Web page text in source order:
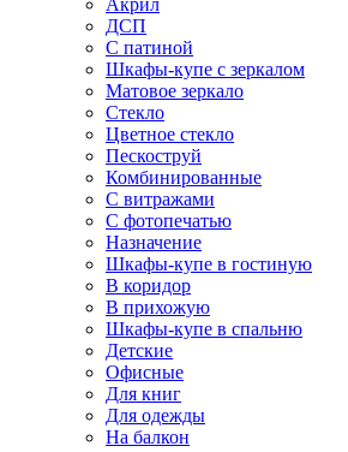
Акрил
ДСП
С патиной
Шкафы-купе с зеркалом
Матовое зеркало
Стекло
Цветное стекло
Пескоструй
Комбинированные
С витражами
С фотопечатью
Назначение
Шкафы-купе в гостиную
В коридор
В прихожую
Шкафы-купе в спальню
Детские
Офисные
Для книг
Для одежды
На балкон